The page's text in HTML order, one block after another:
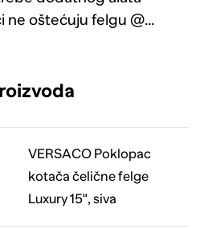
ne oštećuju felgu @...
VERSACO Poklopac
kotača čelične felge
Luxury 15", siva